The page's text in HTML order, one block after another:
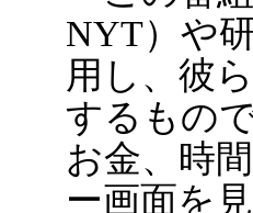
NYT）や
用し、彼
するもの
お金、時
ー画面を